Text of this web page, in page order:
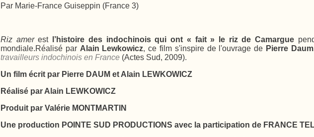
Par Marie-France Guiseppin (France 3)
Riz amerest l’histoire des indochinois qui ont « fait » le riz de Camargue
mondiale.Réalisé par Alain Lewkowicz, ce film s'inspire de l'ouvrage de Pierre
travailleurs indochinois en France (Actes Sud, 2009).
Un film écrit par Pierre DAUM et Alain LEWKOWICZ
Réalisé par Alain LEWKOWICZ
Produit par Valérie MONTMARTIN
Une production POINTE SUD PRODUCTIONS avec la participation de FRANCE